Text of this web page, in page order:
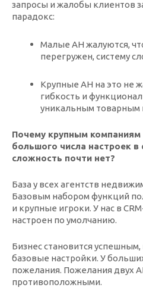
запросы и жалобы клиентов
парадокс:
Малые АН жалуются,
перегружен, систему
Крупные АН на это не
гибкость и
уникальным товарным
Почему крупным
большого числа настроек
сложность почти нет?
База у всех агентств
Базовым набором функций
и крупные игроки. У нас в
настроен по умолчанию.
Бизнес становится успешным,
базовые настройки. У
пожелания. Пожелания двух
противоположными.